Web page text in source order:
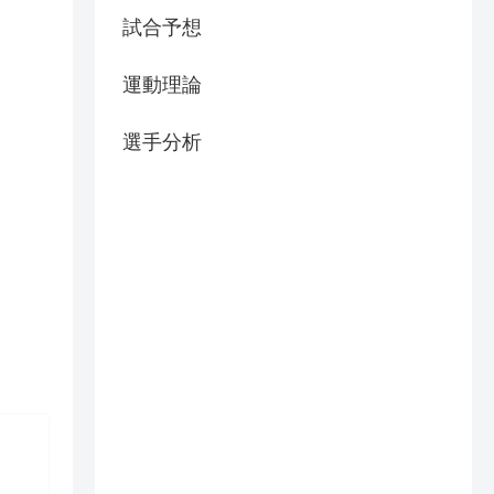
試合予想
運動理論
選手分析